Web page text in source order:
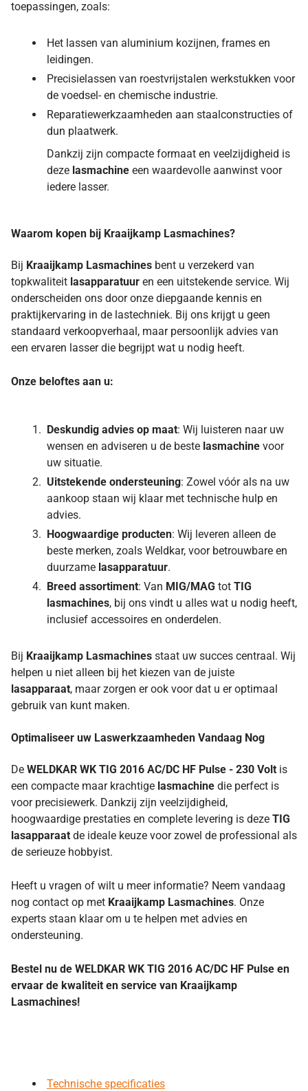
toepassingen, zoals:
Het lassen van aluminium kozijnen, frames en
leidingen.
Precisielassen van roestvrijstalen werkstukken voor
de voedsel- en chemische industrie.
Reparatiewerkzaamheden aan staalconstructies of
dun plaatwerk.
Dankzij zijn compacte formaat en veelzijdigheid is
deze lasmachine een waardevolle aanwinst voor
iedere lasser.
Waarom kopen bij Kraaijkamp Lasmachines?
Bij Kraaijkamp Lasmachines bent u verzekerd van
topkwaliteit lasapparatuur en een uitstekende service. Wij
onderscheiden ons door onze diepgaande kennis en
praktijkervaring in de lastechniek. Bij ons krijgt u geen
standaard verkoopverhaal, maar persoonlijk advies van
een ervaren lasser die begrijpt wat u nodig heeft.
Onze beloftes aan u:
Deskundig advies op maat: Wij luisteren naar uw
wensen en adviseren u de beste lasmachine voor
uw situatie.
Uitstekende ondersteuning: Zowel vóór als na uw
aankoop staan wij klaar met technische hulp en
advies.
Hoogwaardige producten: Wij leveren alleen de
beste merken, zoals Weldkar, voor betrouwbare en
duurzame lasapparatuur.
Breed assortiment: Van MIG/MAG tot TIG
lasmachines, bij ons vindt u alles wat u nodig heeft,
inclusief accessoires en onderdelen.
Bij Kraaijkamp Lasmachines staat uw succes centraal. Wij
helpen u niet alleen bij het kiezen van de juiste
lasapparaat, maar zorgen er ook voor dat u er optimaal
gebruik van kunt maken.
Optimaliseer uw Laswerkzaamheden Vandaag Nog
De WELDKAR WK TIG 2016 AC/DC HF Pulse - 230 Volt is
een compacte maar krachtige lasmachine die perfect is
voor precisiewerk. Dankzij zijn veelzijdigheid,
hoogwaardige prestaties en complete levering is deze TIG
lasapparaat de ideale keuze voor zowel de professional als
de serieuze hobbyist.
Heeft u vragen of wilt u meer informatie? Neem vandaag
nog contact op met Kraaijkamp Lasmachines. Onze
experts staan klaar om u te helpen met advies en
ondersteuning.
Bestel nu de WELDKAR WK TIG 2016 AC/DC HF Pulse en
ervaar de kwaliteit en service van Kraaijkamp
Lasmachines!
Technische specificaties